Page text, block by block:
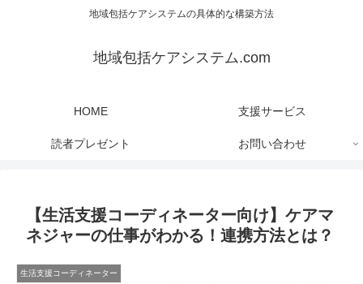
地域包括ケアシステムの具体的な構築方法
地域包括ケアシステム.com
HOME 支援サービス
読者プレゼント お問い合わせ
【生活支援コーディネーター向け】ケアマ
ネジャーの仕事がわかる！連携方法とは？
生活支援コーディネーター